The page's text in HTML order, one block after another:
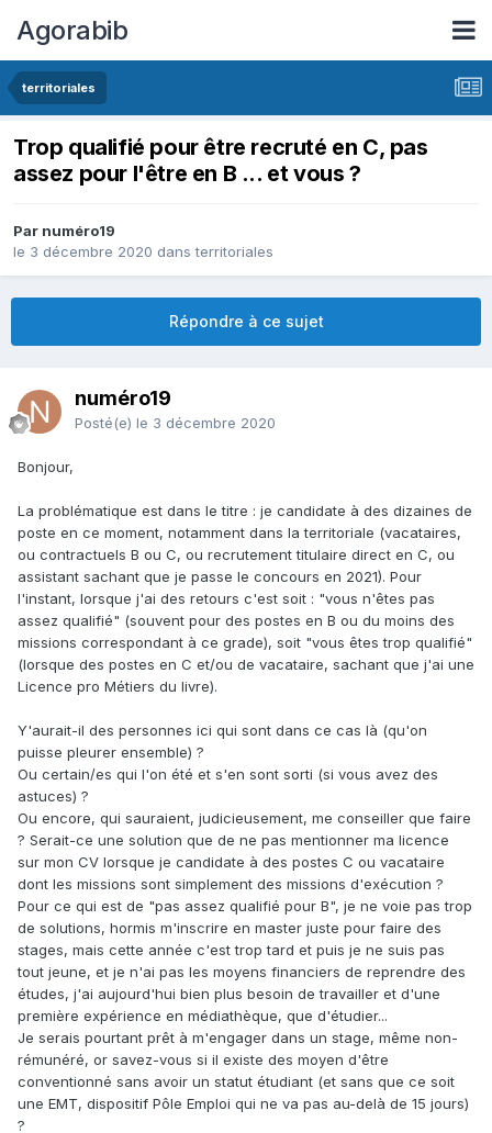
Agorabib
territoriales
Trop qualifié pour être recruté en C, pas
assez pour l'être en B ... et vous ?
Par numéro19
le 3 décembre 2020 dansterritoriales
Répondre à ce sujet
numéro19
Posté(e) le 3 décembre 2020
Bonjour,
La problématique est dans le titre : je candidate à des dizaines de
poste en ce moment, notamment dans la territoriale (vacataires,
ou contractuels B ou C, ou recrutement titulaire direct en C, ou
assistant sachant que je passe le concours en 2021). Pour
l'instant, lorsque j'ai des retours c'est soit : "vous n'êtes pas
assez qualifié" (souvent pour des postes en B ou du moins des
missions correspondant à ce grade), soit "vous êtes trop qualifié"
(lorsque des postes en C et/ou de vacataire, sachant que j'ai une
Licence pro Métiers du livre).
Y'aurait-il des personnes ici qui sont dans ce cas là (qu'on
puisse pleurer ensemble) ?
Ou certain/es qui l'on été et s'en sont sorti (si vous avez des
astuces) ?
Ou encore, qui sauraient, judicieusement, me conseiller que faire
? Serait-ce une solution que de ne pas mentionner ma licence
sur mon CV lorsque je candidate à des postes C ou vacataire
dont les missions sont simplement des missions d'exécution ?
Pour ce qui est de "pas assez qualifié pour B", je ne voie pas trop
de solutions, hormis m'inscrire en master juste pour faire des
stages, mais cette année c'est trop tard et puis je ne suis pas
tout jeune, et je n'ai pas les moyens financiers de reprendre des
études, j'ai aujourd'hui bien plus besoin de travailler et d'une
première expérience en médiathèque, que d'étudier...
Je serais pourtant prêt à m'engager dans un stage, même non-
rémunéré, or savez-vous si il existe des moyen d'être
conventionné sans avoir un statut étudiant (et sans que ce soit
une EMT, dispositif Pôle Emploi qui ne va pas au-delà de 15 jours)
?